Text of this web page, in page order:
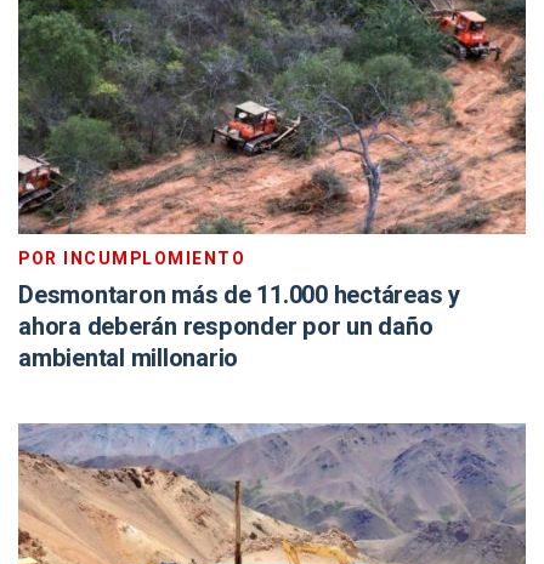
POR INCUMPLOMIENTO
Desmontaron más de 11.000 hectáreas y
ahora deberán responder por un daño
ambiental millonario